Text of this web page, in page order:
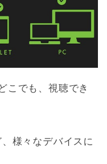
こでも、視聴でき
様々なデバイスに